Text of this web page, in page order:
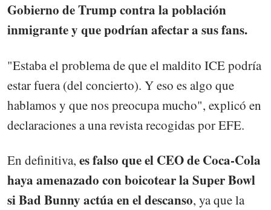
Gobierno de Trump contra la población
inmigrante y que podrían afectar a sus fans.
"Estaba el problema de que el maldito ICE podría
estar fuera (del concierto). Y eso es algo que
hablamos y que nos preocupa mucho", explicó en
declaraciones a una revista recogidas por EFE.
En definitiva, es falso que el CEO de Coca-Cola
haya amenazado con boicotear la Super Bowl
si Bad Bunny actúa en el descanso, ya que la